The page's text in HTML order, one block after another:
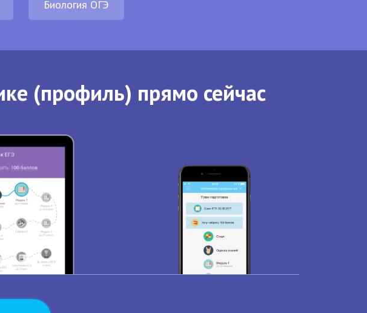
Биология ОГЭ
(профиль) прямо сейчас